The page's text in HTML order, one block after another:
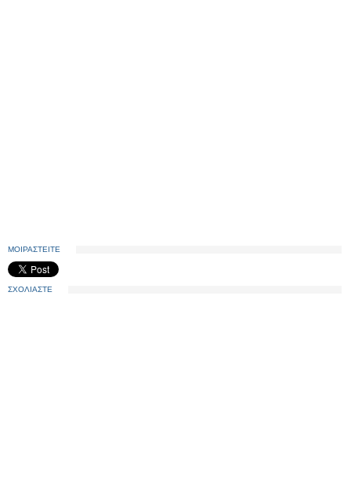
ΜΟΙΡΑΣΤΕΙΤΕ
ΣΧΟΛΙΑΣΤΕ